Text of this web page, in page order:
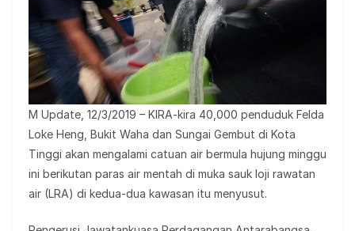
M Update, 12/3/2019 – KIRA-kira 40,000 penduduk Felda
Loke Heng, Bukit Waha dan Sungai Gembut di Kota
Tinggi akan mengalami catuan air bermula hujung minggu
ini berikutan paras air mentah di muka sauk loji rawatan
air (LRA) di kedua-dua kawasan itu menyusut.